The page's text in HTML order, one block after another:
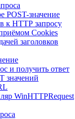
POST-значение
к HTTP запросу
Cookies
заголовков
и получить ответ
значений
WinHTTPRequest